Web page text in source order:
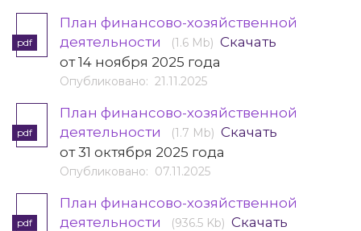
pdf
План финансово-хозяйственной
деятельности
(1.6 Mb) Скачать
от 14 ноября 2025 года
Опубликовано: 21.11.2025
pdf
План финансово-хозяйственной
деятельности
(1.7 Mb) Скачать
от 31 октября 2025 года
Опубликовано: 07.11.2025
pdf
План финансово-хозяйственной
деятельности
(936.5 Kb) Скачать